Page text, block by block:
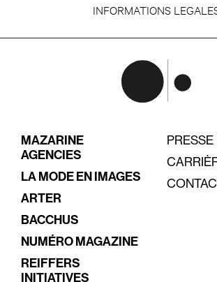
INFORMATIONS
MAZARINE
AGENCIES
LA MODE EN IMAGES
ARTER
BACCHUS
NUMÉRO MAGAZINE
REIFFERS
INITIATIVES
PRESSE